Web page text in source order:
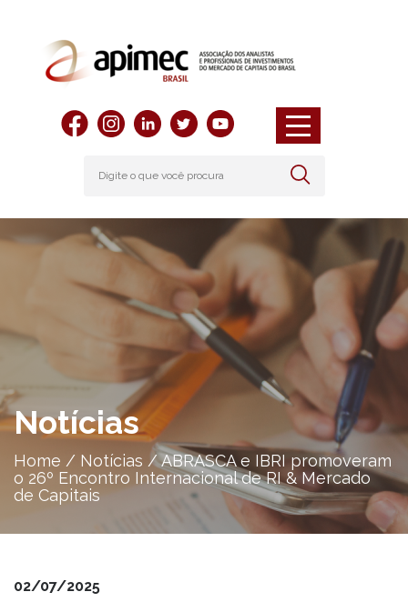
Notícias
Home / Notícias /ABRASCA e IBRI promoveram
o 26º Encontro Internacional de RI & Mercado
de Capitais
02/07/2025